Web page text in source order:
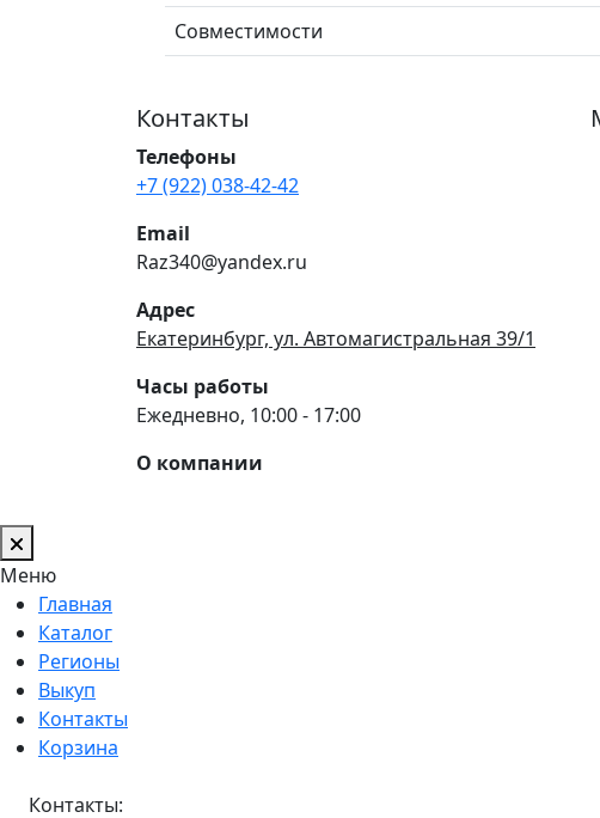
Совместимости
Контакты
Телефоны
+7 (922) 038-42-42
Email
Raz340@yandex.ru
Адрес
Екатеринбург, ул. Автомагистральная 39/1
Часы работы
Ежедневно, 10:00 - 17:00
О компании
Меню
Главная
Каталог
Регионы
Выкуп
Контакты
Корзина
Контакты: